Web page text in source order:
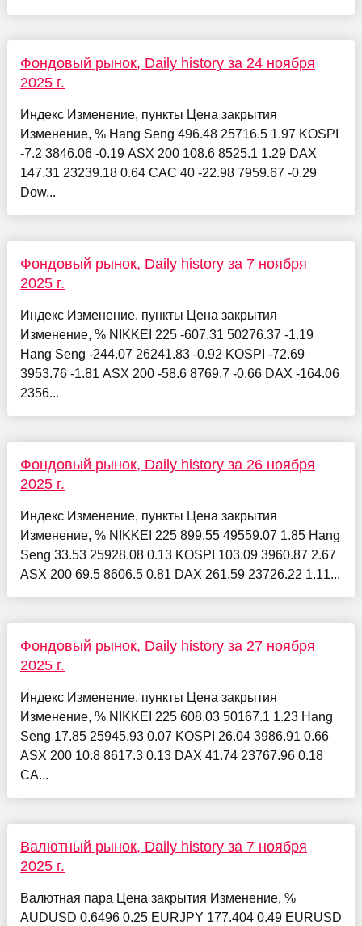
Фондовый рынок, Daily history за 24 ноября
2025 г.
Индекс Изменение, пункты Цена закрытия
Изменение, % Hang Seng 496.48 25716.5 1.97 KOSPI
-7.2 3846.06 -0.19 ASX 200 108.6 8525.1 1.29 DAX
147.31 23239.18 0.64 CAC 40 -22.98 7959.67 -0.29
Dow...
Фондовый рынок, Daily history за 7 ноября
2025 г.
Индекс Изменение, пункты Цена закрытия
Изменение, % NIKKEI 225 -607.31 50276.37 -1.19
Hang Seng -244.07 26241.83 -0.92 KOSPI -72.69
3953.76 -1.81 ASX 200 -58.6 8769.7 -0.66 DAX -164.06
2356...
Фондовый рынок, Daily history за 26 ноября
2025 г.
Индекс Изменение, пункты Цена закрытия
Изменение, % NIKKEI 225 899.55 49559.07 1.85 Hang
Seng 33.53 25928.08 0.13 KOSPI 103.09 3960.87 2.67
ASX 200 69.5 8606.5 0.81 DAX 261.59 23726.22 1.11...
Фондовый рынок, Daily history за 27 ноября
2025 г.
Индекс Изменение, пункты Цена закрытия
Изменение, % NIKKEI 225 608.03 50167.1 1.23 Hang
Seng 17.85 25945.93 0.07 KOSPI 26.04 3986.91 0.66
ASX 200 10.8 8617.3 0.13 DAX 41.74 23767.96 0.18
CA...
Валютный рынок, Daily history за 7 ноября
2025 г.
Валютная пара Цена закрытия Изменение, %
AUDUSD 0.6496 0.25 EURJPY 177.404 0.49 EURUSD